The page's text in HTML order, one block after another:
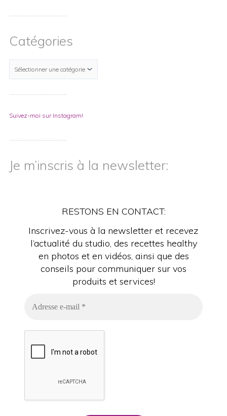
Catégories
Suivez-moi sur Instagram!
Je m’inscris à la newsletter:
RESTONS EN CONTACT:
Inscrivez-vous à la newsletter et recevez
l’actualité du studio, des recettes healthy
en photos et en vidéos, ainsi que des
conseils pour communiquer sur vos
produits et services!